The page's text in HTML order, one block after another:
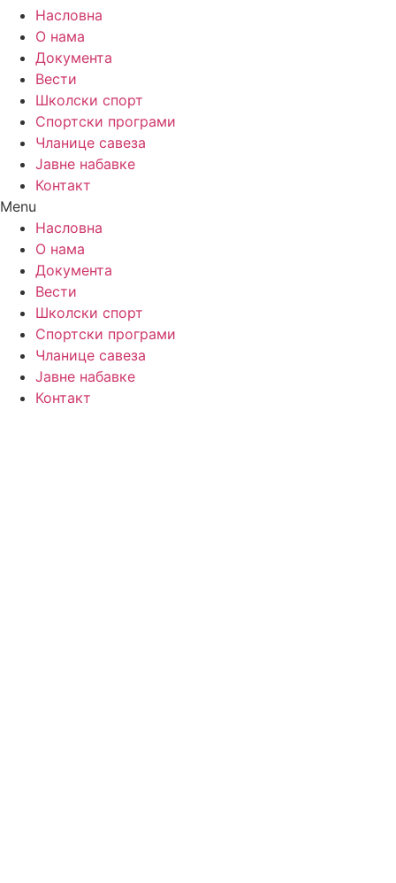
Насловна
О нама
Документа
Вести
Школски спорт
Спортски програми
Чланице савеза
Јавне набавке
Контакт
Menu
Насловна
О нама
Документа
Вести
Школски спорт
Спортски програми
Чланице савеза
Јавне набавке
Контакт